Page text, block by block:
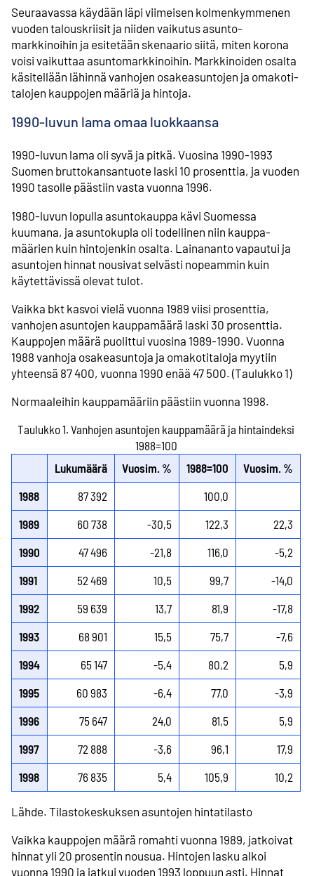
Seuraavassa käydään läpi viimeisen kolmen­kymmenen
vuoden talouskriisit ja niiden vaikutus asunto­
markkinoihin ja esitetään skenaario siitä, miten korona
voisi vaikuttaa asunto­markkinoihin. Markkinoiden osalta
käsitellään lähinnä vanhojen osake­asuntojen ja omakoti­
talojen kauppojen määriä ja hintoja.
1990-luvun lama omaa luokkaansa
1990-luvun lama oli syvä ja pitkä. Vuosina 1990-1993
Suomen brutto­kansantuote laski 10 prosenttia, ja vuoden
1990 tasolle päästiin vasta vuonna 1996.
1980-luvun lopulla asuntokauppa kävi Suomessa
kuumana, ja asuntokupla oli todellinen niin kauppa­
määrien kuin hintojenkin osalta. Lainananto vapautui ja
asuntojen hinnat nousivat selvästi nopeammin kuin
käytettävissä olevat tulot.
Vaikka bkt kasvoi vielä vuonna 1989 viisi prosenttia,
vanhojen asuntojen kauppamäärä laski 30 prosenttia.
Kauppojen määrä puolittui vuosina 1989-1990. Vuonna
1988 vanhoja osake­asuntoja ja omakoti­taloja myytiin
yhteensä 87 400, vuonna 1990 enää 47 500. (Taulukko 1)
Normaaleihin kauppamääriin päästiin vuonna 1998.
Taulukko 1. Vanhojen asuntojen kauppamäärä ja hintaindeksi
1988=100
Lukumäärä
Vuosim. % 1988=100
Vuosim. %
1988
87 392
100,0
1989
60 738 -30,5 122,3
22,3
1990
47 496 -21,8 116,0
-5,2
1991
52 469 10,5 99,7
-14,0
1992
59 639 13,7 81,9
-17,8
1993
68 901 15,5 75,7
-7,6
1994
65 147 -5,4 80,2
5,9
1995
60 983 -6,4 77,0
-3,9
1996
75 647 24,0 81,5
5,9
1997
72 888 -3,6 96,1
17,9
1998
76 835 5,4 105,9 10,2
Lähde. Tilastokeskuksen asuntojen hintatilasto
Vaikka kauppojen määrä romahti vuonna 1989, jatkoivat
hinnat yli 20 prosentin nousua. Hintojen lasku alkoi
vuonna 1990 ja jatkui vuoden 1993 loppuun asti. Hinnat